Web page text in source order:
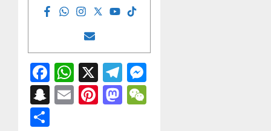
Facebook
WhatsApp
X Telegram
Snapchat
EmailPinterest
Mastodon